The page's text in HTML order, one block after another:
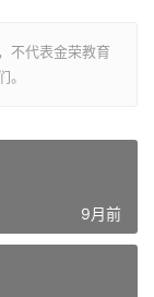
不代表金荣教育
9月前